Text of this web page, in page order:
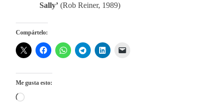
Sally’ (Rob Reiner, 1989)
Compártelo:
Me gusta esto:
Cargando...